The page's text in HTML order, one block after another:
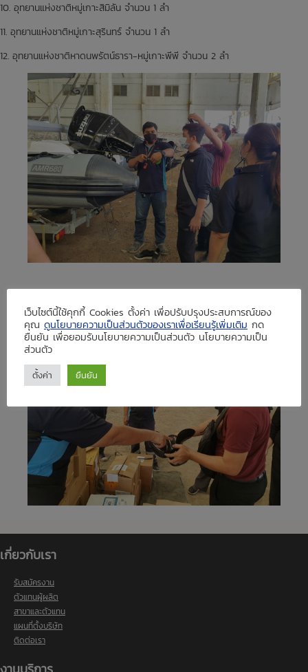
10. อุทยานแห่งชาติหมู่เกาะสิมิลัน จำนวน 1 ลำ
11. อุทยานแห่งชาติหมู่เกาะสุรินทร์ จำนวน 1 ลำ
12. อุทยานแห่งชาติหาดนพรัตน์ธารา-หมู่เกาะพีพี จำนวน 2 ลำ
เกี่ยวกับเรา
รับสมัครงาน
ตัวแทนผู้ผลิต
สาขาและตัวแทน
แผนที่ตั้งบริษัท
ติดต่อเรา
เว็บไซต์นี้ใช้คุกกี้ Cookies ตั้งค่า เพื่อปรับปรุงประสบการณ์ของ
คุณ ดูนโยบายความเป็นส่วนตัวของเราเพื่อเรียนรู้เพิ่มเติม กด
ยืนยัน เพื่อยอมรับนโยบายความเป็นส่วนตัว นโยบายความเป็น
ส่วนตัว
ตั้งค่า ยืนยัน